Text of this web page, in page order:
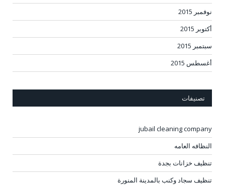
نوفمبر 2015
أكتوبر 2015
سبتمبر 2015
أغسطس 2015
تصنيفات
jubail cleaning company
النظافه العامه
تنظيف خزانات بجدة
تنظيف سجاد وكنب بالمدينة المنورة